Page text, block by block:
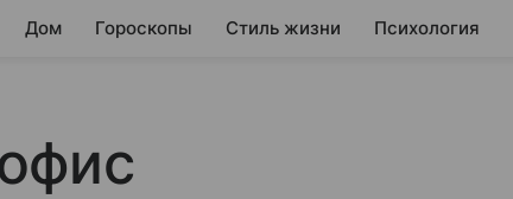
Дом Гороскопы Стиль жизни Психология